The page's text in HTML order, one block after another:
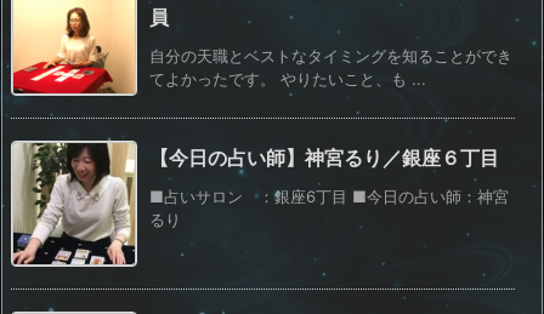
員
自分の天職とベストなタイミングを知ることができ
てよかったです。 やりたいこと、も ...
【今日の占い師】神宮るり／銀座６丁目
■占いサロン ：銀座6丁目 ■今日の占い師：神宮
るり